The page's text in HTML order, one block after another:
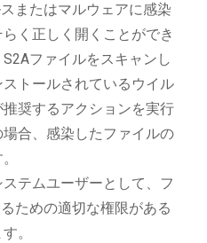
またはマルウェアに感染
く正しく開くことができ
ファイルをスキャンし
トールされているウイル
奨するアクションを実行
合、感染したファイルの
テムユーザーとして、フ
ための適切な権限がある
。